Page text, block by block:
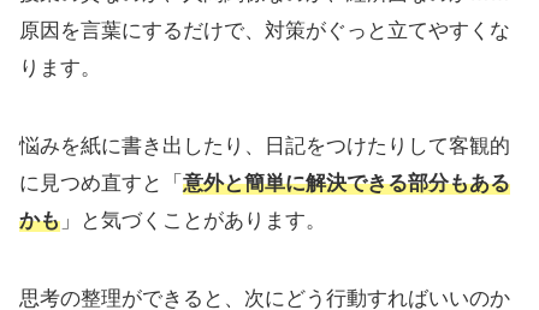
原因を言葉にするだけで、対策がぐっと立てやすくな
ります。
悩みを紙に書き出したり、日記をつけたりして客観的
に見つめ直すと「 意外と簡単に解決できる部分もある
かも 」と気づくことがあります。
思考の整理ができると、次にどう行動すればいいのか